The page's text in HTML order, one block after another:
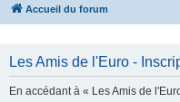
Accueil du forum
Les Amis de l'Euro -
En accédant à « Les Amis de